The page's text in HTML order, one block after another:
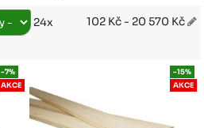
24x
102 Kč - 20 570 Kč
-7%
AKCE
-15%
AKCE